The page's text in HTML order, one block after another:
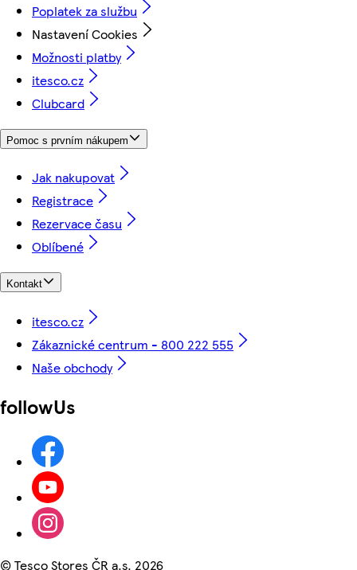
Poplatek za službu
Nastavení Cookies
Možnosti platby
itesco.cz
Clubcard
Pomoc s prvním nákupem
Jak nakupovat
Registrace
Rezervace času
Oblíbené
Kontakt
itesco.cz
Zákaznické centrum - 800 222 555
Naše obchody
followUs
©Tesco Stores ČR a.s. 2026